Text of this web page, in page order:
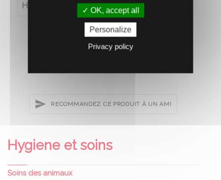
Hauteur (en cm) 10
RECOMMANDEZ CE PRODUIT À UN AMI
Hygiene et soins
Soins des animaux
OK, accept all
Personalize
Privacy policy